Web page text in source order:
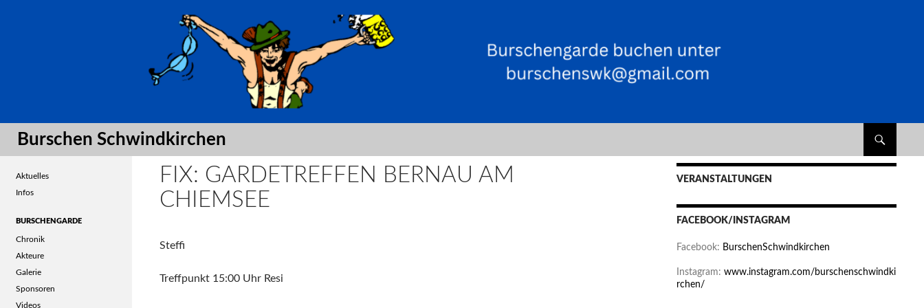
Burschen Schwindkirchen
Suche
FIX: GARDETREFFEN BERNAU AM
CHIEMSEE
Steffi
Treffpunkt 15:00 Uhr Resi
VERANSTALTUNGEN
FACEBOOK/INSTAGRAM
Facebook: BurschenSchwindkirchen
Instagram: www.instagram.com/burschenschwindki
rchen/
Aktuelles
Infos
BURSCHENGARDE
Chronik
Akteure
Galerie
Sponsoren
Videos